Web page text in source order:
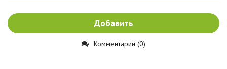
Добавить
Комментарии (0)